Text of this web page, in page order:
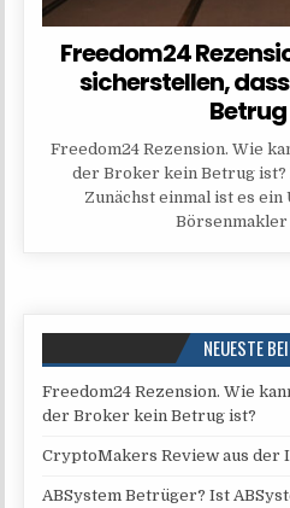
Freedom24
sicherstellen,
Freedom24 Rezension. Wie
der Broker kein Betrug ist?
Zunächst einmal ist es ein
NEUESTE
Freedom24 Rezension. Wie
der Broker kein Betrug ist?
CryptoMakers Review aus der
ABSystem Betrüger? Ist